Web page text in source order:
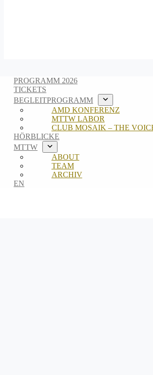
PROGRAMM 2026
TICKETS
BEGLEITPROGRAMM
AMD KONFERENZ
MTTW LABOR
CLUB MOSAIK – THE
HÖRBLICKE
MTTW
ABOUT
TEAM
ARCHIV
EN